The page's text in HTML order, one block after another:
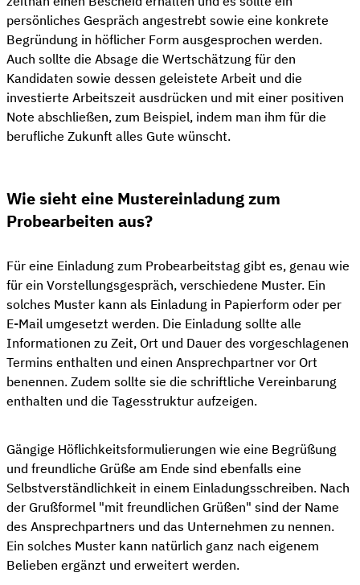
persönliches Gespräch angestrebt sowie eine konkrete
Begründung in höflicher Form ausgesprochen werden.
Auch sollte die Absage die Wertschätzung für den
Kandidaten sowie dessen geleistete Arbeit und die
investierte Arbeitszeit ausdrücken und mit einer positiven
Note abschließen, zum Beispiel, indem man ihm für die
berufliche Zukunft alles Gute wünscht.
Wie sieht eine Mustereinladung zum
Probearbeiten aus?
Für eine Einladung zum Probearbeitstag gibt es, genau wie
für ein Vorstellungsgespräch, verschiedene Muster. Ein
solches Muster kann als Einladung in Papierform oder per
E-Mail umgesetzt werden. Die Einladung sollte alle
Informationen zu Zeit, Ort und Dauer des vorgeschlagenen
Termins enthalten und einen Ansprechpartner vor Ort
benennen. Zudem sollte sie die schriftliche Vereinbarung
enthalten und die Tagesstruktur aufzeigen.
Gängige Höflichkeitsformulierungen wie eine Begrüßung
und freundliche Grüße am Ende sind ebenfalls eine
Selbstverständlichkeit in einem Einladungsschreiben. Nach
der Grußformel "mit freundlichen Grüßen" sind der Name
des Ansprechpartners und das Unternehmen zu nennen.
Ein solches Muster kann natürlich ganz nach eigenem
Belieben ergänzt und erweitert werden.